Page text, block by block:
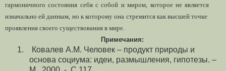
гармоничного состояния себя с собой и миром, которое не является
изначально ей данным, но к которому она стремится как высшей точке
проявления своего существования в мире.
Примечания:
1.
Ковалев А.М. Человек – продукт природы и
основа социума: идеи, размышления, гипотезы. –